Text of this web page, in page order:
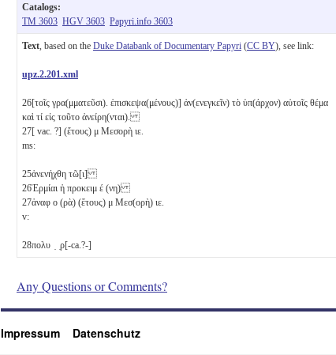
Catalogs:
TM 3603 HGV 3603 Papyri.info 3603
Text , based on the Duke Databank of Documentary Papyri (CC BY), see link:
upz.2.201.xml
26[τοῖς γρα(μματεῦσι). ἐπισκεψα(μένους)] ἀν(ενεγκεῖν) τὸ ὑπ(άρχον) αὐτοῖς θέμα
καὶ τί εἰς τοῦτο ἀνείρη(νται).
27[ vac. ?] (ἔτους) μ Μεσορὴ ιε
ms:
25ἀνενήχθη τῶ[ι]
26Ἑρμίαι ἡ προκειμ έ (νη)
27ἀναφ ο (ρὰ) (ἔτους) μ Μεσ(ορὴ) ιε
v:
28πολυ ̣ ̣ρ[-ca.?-]
Any Questions or Comments?
Impressum Datenschutz